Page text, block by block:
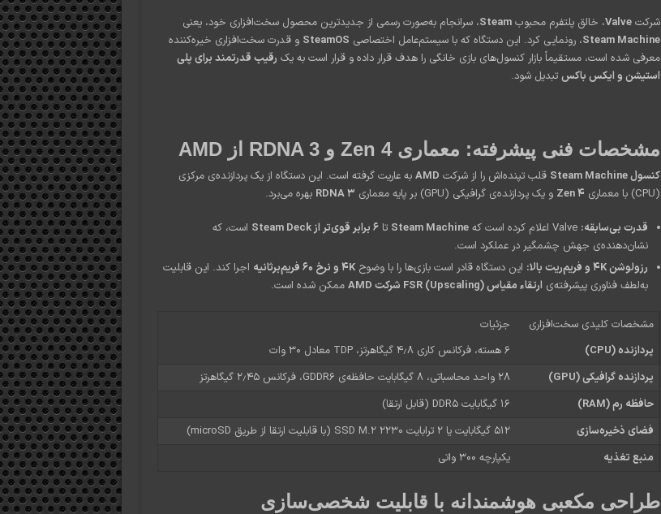
شرکتValve، خالق پلتفرم محبوبSteam، سرانجام به‌صورت رسمی از جدیدترین محصول سخت‌افزاری خود، یعنی
Steam Machine، رونمایی کرد. این دستگاه که با سیستم‌عامل اختصاصی SteamOS و قدرت سخت‌افزاری خیره‌کننده
معرفی شده است، مستقیماً بازار کنسول‌های بازی خانگی را هدف قرار داده و قرار است به یک رقیب قدرتمند برای پلی
استیشن و ایکس باکس تبدیل شود.
مشخصات فنی پیشرفته: معماری Zen 4 و RDNA 3 از AMD
کنسول Steam Machine قلب تپنده‌اش را از شرکت AMD به عاریت گرفته است. این دستگاه از یک پردازنده‌ی مرکزی
(CPU) با معماری
Zen 4 و یک پردازنده‌ی گرافیکی (GPU) بر پایه معماری RDNA 3 بهره می‌برد.
قدرت بی‌سابقه: Valve اعلام کرده است که Steam Machine تا۶ برابر قوی‌تر از Steam Deck
است، که
نشان‌دهنده‌ی جهش چشمگیر در عملکرد است.
رزولوشن 4K و فریم‌ریت بالا:
این دستگاه قادر است بازی‌ها را با وضوح4K و نرخ ۶۰ فریم‌بر‌ثانیه
اجرا کند. این قابلیت
به‌لطف فناوری پیشرفته‌ی ارتقاء مقیاس (Upscaling) FSR شرکت AMD ممکن شده است.
مشخصات کلیدی سخت‌افزاری
جزئیات
پردازنده (CPU)
۶ هسته، فرکانس کاری ۴٫۸ گیگاهرتز، TDP معادل ۳۰ وات
پردازنده گرافیکی (GPU)
۲۸ واحد محاسباتی، ۸ گیگابایت حافظه‌ی GDDR6، فرکانس ۲٫۴۵ گیگاهرتز
حافظه رم (RAM)
۱۶ گیگابایت DDR5 (قابل ارتقا)
فضای ذخیره‌سازی
۵۱۲ گیگابایت یا ۲ ترابایت SSD M.2 2230 (با قابلیت ارتقا از طریق microSD)
منبع تغذیه
یکپارچه ۳۰۰ واتی
طراحی مکعبی هوشمندانه با قابلیت شخصی‌سازی